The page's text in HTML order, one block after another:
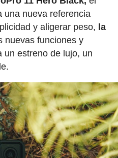
una nueva referencia
y aligerar peso, la
nuevas funciones y
un estreno de lujo, un